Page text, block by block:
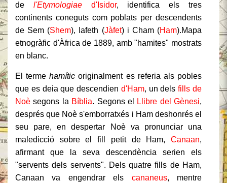
de l'Etymologiae d'Isidor, identifica els tres
continents coneguts com poblats per descendents
de Sem (Shem), Iafeth (Jàfet) i Cham (Ham).Mapa
etnogràfic d'Àfrica de 1889, amb "hamites" mostrats
en blanc.
El termehamític originalment es referia als pobles
que es deia que descendien d'Ham, un delsfills de
Noè segons la Bíblia. Segons el Llibre del Gènesi,
després que Noè s'emborratxés i Ham deshonrés el
seu pare, en despertar Noè va pronunciar una
maledicció sobre el fill petit de Ham, Canaan,
afirmant que la seva descendència serien els
"servents dels servents". Dels quatre fills de Ham,
Canaan va engendrar els cananeus, mentre